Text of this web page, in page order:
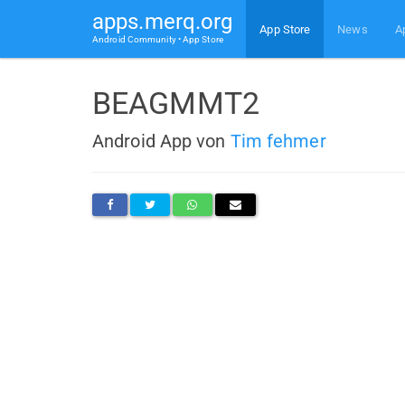
apps.merq.org
Android Community • App Store
App Store News
BEAGMMT2
Android App von Tim fehmer